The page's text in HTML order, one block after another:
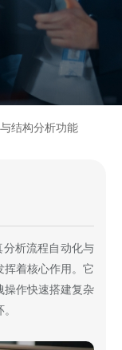
结构分析功能
分析流程自动化与
挥着核心作用。它
操作快速搭建复杂